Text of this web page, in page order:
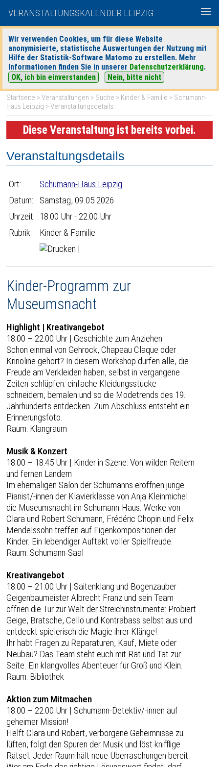
VERANSTALTUNGSKALENDER LEIPZIG
Wir verwenden Cookies, um für diese Website
anonymisierte, statistische Auswertungen der Nutzung mit
Hilfe der Statistik-Software Matomo zu erstellen. Mehr
Informationen finden Sie in unserer Datenschutzerklärung.
OK, ich bin einverstanden
Nein, bitte nicht
heute|morgen| Detaillierte Suche
Startseite >Veranstaltungen > Suche > Kinder & Familie > Schumann-
Haus Leipzig > Veranstaltungsdetails
Diese Veranstaltung ist bereits vorbei.
Veranstaltungsdetails
Ort:
Schumann-Haus Leipzig
Datum:
Samstag, 09.05.2026
Uhrzeit: 18:00 Uhr - 22:00 Uhr
Rubrik:
Kinder & Familie
|
Kinder-Programm zur
Museumsnacht
Highlight | Kreativangebot
18:00 – 22:00 Uhr | Geschichte zum Anziehen
Schon einmal von Gehrock, Chapeau Claque oder
Krinoline gehört? In diesem Workshop dürfen alle, die
Freude am Verkleiden haben, selbst in vergangene
Zeiten schlüpfen: einfache Kleidungsstücke
schneidern, bemalen und so die Modetrends des 19.
Jahrhunderts entdecken. Zum Abschluss entsteht ein
Erinnerungsfoto.
Raum: Klangraum
Musik & Konzert
18:00 – 18:45 Uhr | Kinder in Szene: Von wilden Reitern
und fernen Ländern
Im ehemaligen Salon der Schumanns eröffnen junge
Pianist/-innen der Klavierklasse von Anja Kleinmichel
die Museumsnacht im Schumann-Haus. Werke von
Clara und Robert Schumann, Frédéric Chopin und Felix
Mendelssohn treffen auf Eigenkompositionen der
Kinder. Ein lebendiger Auftakt voller Spielfreude.
Raum: Schumann-Saal
Kreativangebot
18:00 – 21:00 Uhr | Saitenklang und Bogenzauber
Geigenbaumeister Albrecht Franz und sein Team
öffnen die Tür zur Welt der Streichinstrumente: Probiert
Geige, Bratsche, Cello und Kontrabass selbst aus und
entdeckt spielerisch die Magie ihrer Klänge!
Ihr habt Fragen zu Reparaturen, Kauf, Miete oder
Neubau? Das Team steht euch mit Rat und Tat zur
Seite. Ein klangvolles Abenteuer für Groß und Klein.
Raum: Bibliothek
Aktion zum Mitmachen
18:00 – 22:00 Uhr | Schumann-Detektiv/-innen auf
geheimer Mission!
Helft Clara und Robert, verborgene Geheimnisse zu
lüften, folgt den Spuren der Musik und löst knifflige
Rätsel. Jeder Raum hält neue Überraschungen bereit.